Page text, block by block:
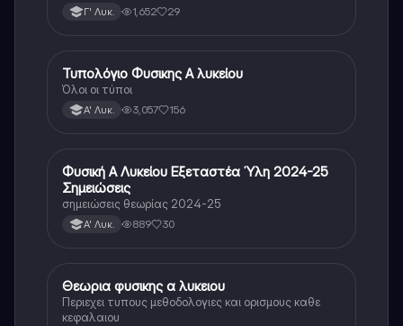
Γ' Λυκ. 1,652 29
Φυσική
Τυπολόγιο Φυσικης Α λυκείου
Όλοι οι τύποι
Α' Λυκ. 3,057 156
Φυσική
Φυσική Α Λυκείου Εξεταστέα Ύλη 2024-25
Σημειώσεις
σημειώσεις θεωρίας 2024-25
Α' Λυκ. 889 30
Φυσική
Θεωρια φυσικης α λυκειου
Περιεχει τυπους μεθοδολογιες και ορισμους καθε
κεφαλαιου